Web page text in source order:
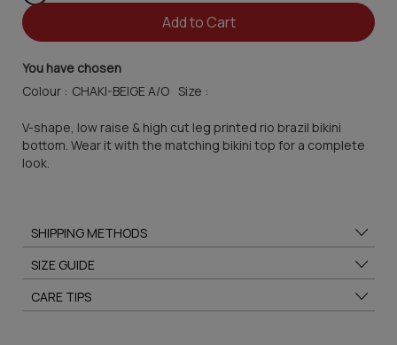
Add to Cart
You have chosen
Colour :
Size :
V-shape, low raise & high cut leg printed rio brazil bikini
bottom. Wear it with the matching bikini top for a complete
look.
SHIPPING METHODS
SIZE GUIDE
CARE TIPS